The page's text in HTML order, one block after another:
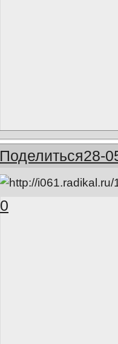
Поделиться28-
0